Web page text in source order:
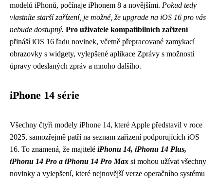
modelů iPhonů, počínaje iPhonem 8 a novějšími. Pokud tedy
vlastníte starší zařízení, je možné, že upgrade na iOS 16 pro vás
nebude dostupný. Pro uživatele kompatibilních zařízení
přináší iOS 16 řadu novinek, včetně přepracované zamykací
obrazovky s widgety, vylepšené aplikace Zprávy s možností
úpravy odeslaných zpráv a mnoho dalšího.
iPhone 14 série
Všechny čtyři modely iPhone 14, které Apple představil v roce
2025, samozřejmě patří na seznam zařízení podporujících iOS
16. To znamená, že majitelé iPhonu 14, iPhonu 14 Plus,
iPhonu 14 Pro a iPhonu 14 Pro Max si mohou užívat všechny
novinky a vylepšení, které nejnovější verze operačního systému